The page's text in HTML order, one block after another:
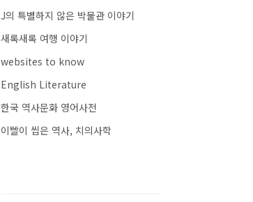
J의 특별하지 않은 박물관 이야기
새록새록 여행 이야기
websites to know
English Literature
한국 역사문화 영어사전
이빨이 씹은 역사, 치의사학